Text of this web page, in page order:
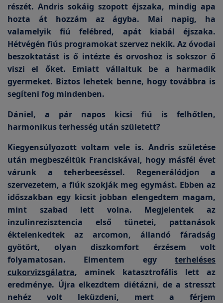
részét. Andris sokáig szopott éjszaka, mindig apa
hozta át hozzám az ágyba. Mai napig, ha
valamelyik fiú felébred, apát kiabál éjszaka.
Hétvégén fiús programokat szervez nekik. Az óvodai
beszoktatást is ő intézte és orvoshoz is sokszor ő
viszi el őket. Emiatt vállaltuk be a harmadik
gyermeket. Biztos lehetek benne, hogy továbbra is
segíteni fog mindenben.
Dániel, a pár napos kicsi fiú is felhőtlen,
harmonikus terhesség után született?
Kiegyensúlyozott voltam vele is. Andris születése
után megbeszéltük Franciskával, hogy másfél évet
várunk a teherbeeséssel. Regenerálódjon a
szervezetem, a fiúk szokják meg egymást. Ebben az
időszakban egy kicsit jobban elengedtem magam,
mint szabad lett volna. Megjelentek az
inzulinrezisztencia első tünetei, pattanások
éktelenkedtek az arcomon, állandó fáradság
gyötört, olyan diszkomfort érzésem volt
folyamatosan. Elmentem egy terheléses
cukorvizsgálatra, aminek katasztrofális lett az
eredménye. Újra elkezdtem diétázni, de a stresszt
nehéz volt leküzdeni, mert a férjem